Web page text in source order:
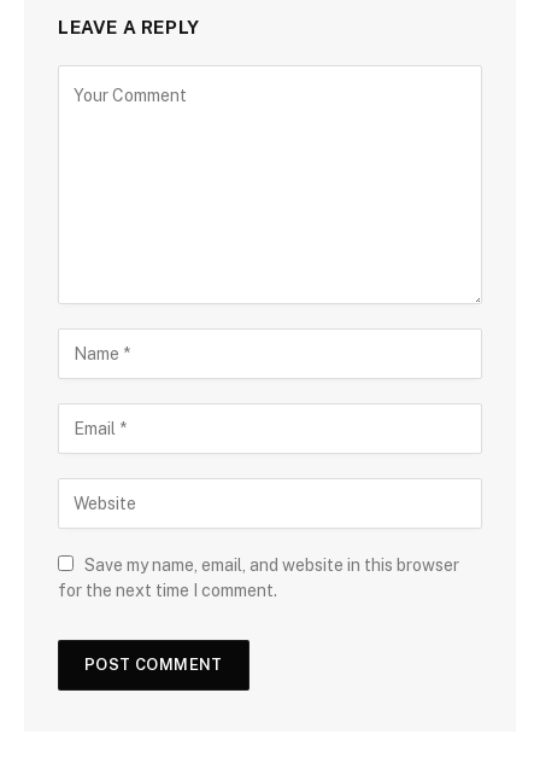
LEAVE A REPLY
Save my name, email, and website in this browser
for the next time I comment.